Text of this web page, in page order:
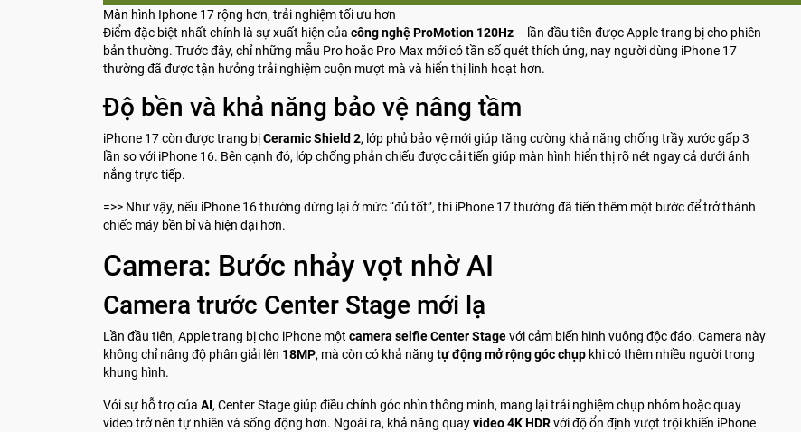
Màn hình Iphone 17 rộng hơn, trải nghiệm tối ưu hơn
Điểm đặc biệt nhất chính là sự xuất hiện của công nghệ ProMotion 120Hz – lần đầu tiên được Apple trang bị cho phiên
bản thường. Trước đây, chỉ những mẫu Pro hoặc Pro Max mới có tần số quét thích ứng, nay người dùng iPhone 17
thường đã được tận hưởng trải nghiệm cuộn mượt mà và hiển thị linh hoạt hơn.
Độ bền và khả năng bảo vệ nâng tầm
iPhone 17 còn được trang bịCeramic Shield 2, lớp phủ bảo vệ mới giúp tăng cường khả năng chống trầy xước gấp 3
lần so với iPhone 16. Bên cạnh đó, lớp chống phản chiếu được cải tiến giúp màn hình hiển thị rõ nét ngay cả dưới ánh
nắng trực tiếp.
=>> Như vậy, nếu iPhone 16 thường dừng lại ở mức “đủ tốt”, thì iPhone 17 thường đã tiến thêm một bước để trở thành
chiếc máy bền bỉ và hiện đại hơn.
Camera: Bước nhảy vọt nhờ AI
Camera trước Center Stage mới lạ
Lần đầu tiên, Apple trang bị cho iPhone một camera selfie Center Stagevới cảm biến hình vuông độc đáo. Camera này
không chỉ nâng độ phân giải lên 18MP, mà còn có khả năng tự động mở rộng góc chụp khi có thêm nhiều người trong
khung hình.
Với sự hỗ trợ của AI, Center Stage giúp điều chỉnh góc nhìn thông minh, mang lại trải nghiệm chụp nhóm hoặc quay
video trở nên tự nhiên và sống động hơn. Ngoài ra, khả năng quayvideo 4K HDRvới độ ổn định vượt trội khiến iPhone